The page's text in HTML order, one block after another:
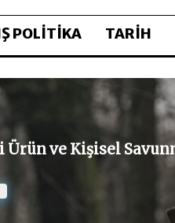
POLİTİKA TARİH
ve Kişisel